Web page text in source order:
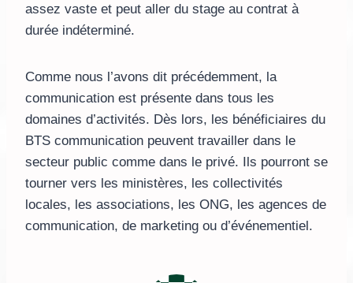
assez vaste et peut aller du stage au contrat à
durée indéterminé.
Comme nous l’avons dit précédemment, la
communication est présente dans tous les
domaines d’activités. Dès lors, les bénéficiaires du
BTS communication peuvent travailler dans le
secteur public comme dans le privé. Ils pourront se
tourner vers les ministères, les collectivités
locales, les associations, les ONG, les agences de
communication, de marketing ou d’événementiel.